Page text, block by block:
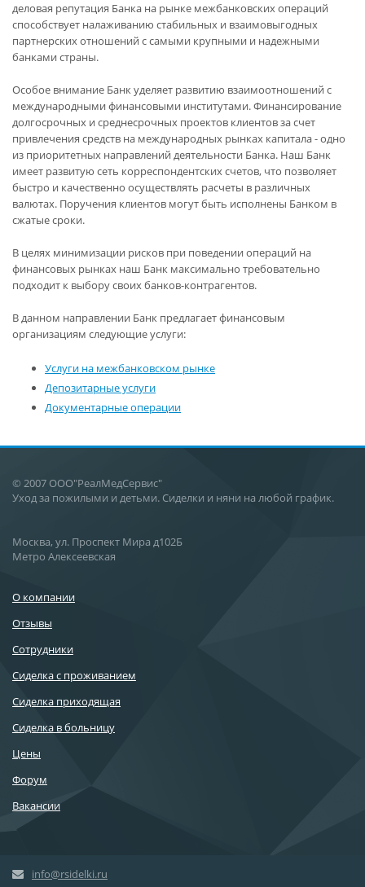
деловая репутация Банка на рынке межбанковских операций
способствует налаживанию стабильных и взаимовыгодных
партнерских отношений с самыми крупными и надежными
банками страны.
Особое внимание Банк уделяет развитию взаимоотношений с
международными финансовыми институтами. Финансирование
долгосрочных и среднесрочных проектов клиентов за счет
привлечения средств на международных рынках капитала - одно
из приоритетных направлений деятельности Банка. Наш Банк
имеет развитую сеть корреспондентских счетов, что позволяет
быстро и качественно осуществлять расчеты в различных
валютах. Поручения клиентов могут быть исполнены Банком в
сжатые сроки.
В целях минимизации рисков при поведении операций на
финансовых рынках наш Банк максимально требовательно
подходит к выбору своих банков-контрагентов.
В данном направлении Банк предлагает финансовым
организациям следующие услуги:
Услуги на межбанковском рынке
Депозитарные услуги
Документарные операции
© 2007 ООО"РеалМедСервис"
Уход за пожилыми и детьми. Сиделки и няни на любой график.
Москва, ул. Проспект Мира д102Б
Метро Алексеевская
О компании
Отзывы
Сотрудники
Сиделка с проживанием
Сиделка приходящая
Сиделка в больницу
Цены
Форум
Вакансии
info@rsidelki.ru